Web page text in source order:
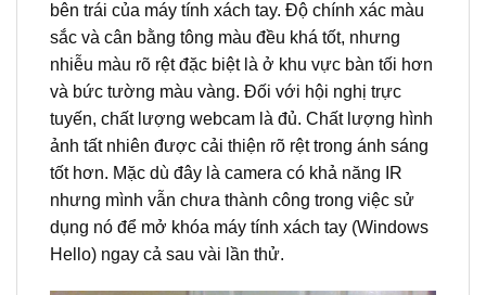
bên trái của máy tính xách tay. Độ chính xác màu
sắc và cân bằng tông màu đều khá tốt, nhưng
nhiễu màu rõ rệt đặc biệt là ở khu vực bàn tối hơn
và bức tường màu vàng. Đối với hội nghị trực
tuyến, chất lượng webcam là đủ. Chất lượng hình
ảnh tất nhiên được cải thiện rõ rệt trong ánh sáng
tốt hơn. Mặc dù đây là camera có khả năng IR
nhưng mình vẫn chưa thành công trong việc sử
dụng nó để mở khóa máy tính xách tay (Windows
Hello) ngay cả sau vài lần thử.